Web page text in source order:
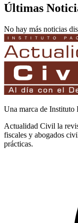
Últimas
No hay más noticias
Una marca de Instituto
Actualidad Civil la
fiscales y abogados
prácticas.